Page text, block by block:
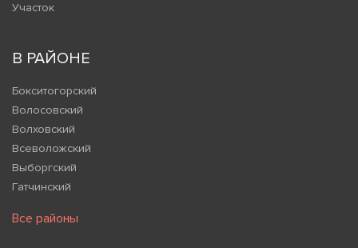
Участок
В РАЙОНЕ
Бокситогорский
Волосовский
Волховский
Всеволожский
Выборгский
Гатчинский
Все районы